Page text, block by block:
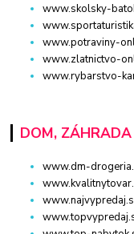
www.skolsky-
www.potraviny-
www.zlatnictvo-
www.rybarstvo-
DOM, ZÁHRADA
www.dm-